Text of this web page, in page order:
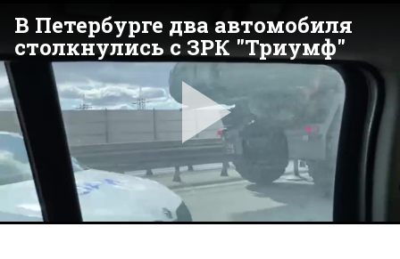
В Петербурге два автомобиля
столкнулись с ЗРК "Триумф"